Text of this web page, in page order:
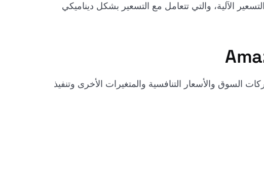
الآلية، والتي تتعامل مع التسعير بشكل ديناميكي
السوق والأسعار التنافسية والمتغيرات الأخرى وتنفيذ